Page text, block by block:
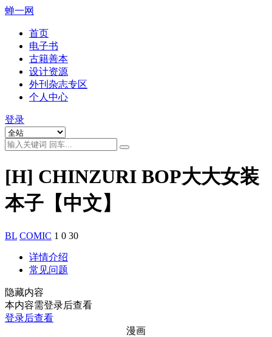
蝉一网
首页
电子书
古籍善本
设计资源
外刊杂志专区
个人中心
登录
[H] CHINZURI BOP大大女装
本子【中文】
BL COMIC 1 0 30
详情介绍
常见问题
隐藏内容
本内容需登录后查看
登录后查看
漫画